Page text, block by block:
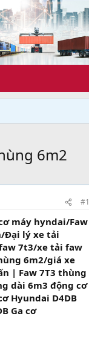
6m2
#1
máy hyndai/Faw
Đại lý xe tải
7t3/xe tải faw
6m2/giá xe
| Faw 7T3 thùng
dài 6m3 động cơ
Hyundai D4DB
Ga cơ